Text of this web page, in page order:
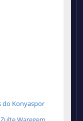
do Konyaspor